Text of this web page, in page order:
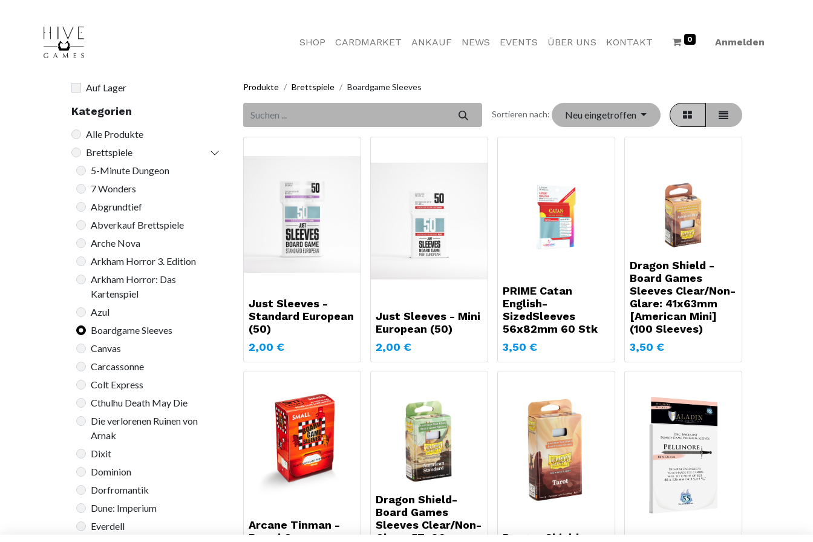
SHOP CARDMARKET ANKAUF NEWS EVENTS ÜBER UNS KONTAKT 0 Anmelden
Auf Lager
Kategorien
Alle Produkte
Brettspiele
5-Minute Dungeon
7 Wonders
Abgrundtief
Abverkauf Brettspiele
Arche Nova
Arkham Horror 3. Edition
Arkham Horror: Das
Kartenspiel
Azul
Boardgame Sleeves
Canvas
Carcassonne
Colt Express
Cthulhu Death May Die
Die verlorenen Ruinen von
Arnak
Dixit
Dominion
Dorfromantik
Dune: Imperium
Everdell
Produkte Brettspiele Boardgame Sleeves
Sortieren nach: Neu eingetroffen
Just Sleeves -
Standard European
(50)
2,00 €
Just Sleeves - Mini
European (50)
2,00 €
PRIME Catan
English-
SizedSleeves
56x82mm 60 Stk
3,50 €
Dragon Shield -
Board Games
Sleeves Clear/Non-
Glare: 41x63mm
[American Mini]
(100 Sleeves)
3,50 €
Arcane Tinman -
Board Games
Dragon Shield-
Board Games
Sleeves Clear/Non-
Glare: 57x89mm
Dragon Shield